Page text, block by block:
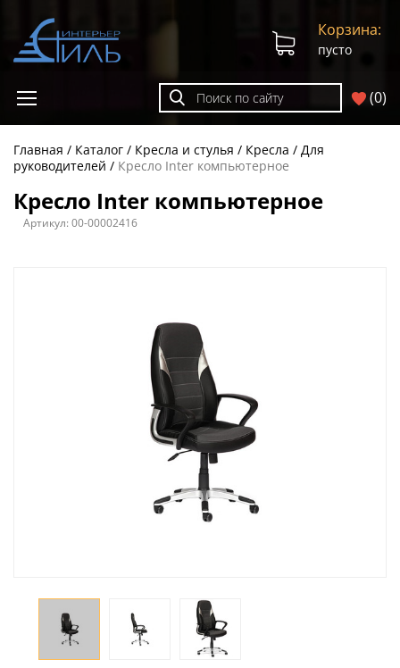
(0)
Корзина:
пусто
Главная Каталог Кресла и стулья Кресла
Для
руководителей
Кресло Inter компьютерное
Кресло Inter компьютерное
Артикул:00-00002416